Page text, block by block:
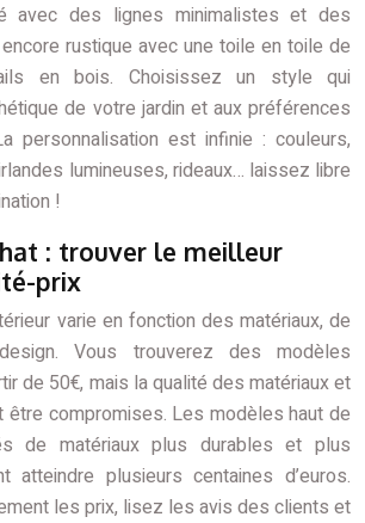
avec des lignes minimalistes et des
rustique avec une toile en toile de
en bois. Choisissez un style qui
de votre jardin et aux préférences
personnalisation est infinie : couleurs,
lumineuses, rideaux… laissez libre
!
: trouver le meilleur
prix
varie en fonction des matériaux, de
Vous trouverez des modèles
de 50€, mais la qualité des matériaux et
être compromises. Les modèles haut de
de matériaux plus durables et plus
atteindre plusieurs centaines d’euros.
les prix, lisez les avis des clients et